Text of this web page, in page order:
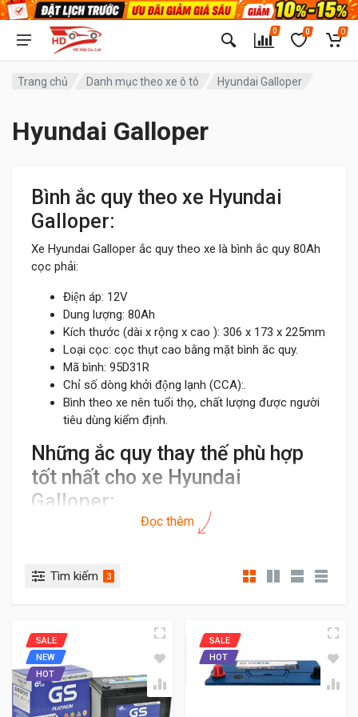
0 0 0
Trang chủ Danh mục theo xe ô tô Hyundai Galloper
Hyundai Galloper
Bình ắc quy theo xe Hyundai
Galloper:
Xe Hyundai Galloper ắc quy theo xe là bình ắc quy 80Ah
cọc phải:
Điện áp: 12V
Dung lượng: 80Ah
Kích thước (dài x rộng x cao ): 306 x 173 x 225mm
Loại cọc: cọc thụt cao bằng mặt bình ăc quy.
Mã bình: 95D31R
Chỉ số dòng khởi động lạnh (CCA):.
Bình theo xe nên tuổi thọ, chất lượng được người
tiêu dùng kiểm định.
Những ắc quy thay thế phù hợp
tốt nhất cho xe Hyundai
Galloper:
Bình ắc quy thay thế cho xe Hyundai Galloper loại bình
Điện áp: 12V
của Nhật
Các mã bình thay thế: 105D31R, 115D31R,
120D31R
Kích thước: Tương đương bình theo xe.
Đọc thêm
Tìm kiếm 3
SALE
NEW
HOT
SALE
HOT